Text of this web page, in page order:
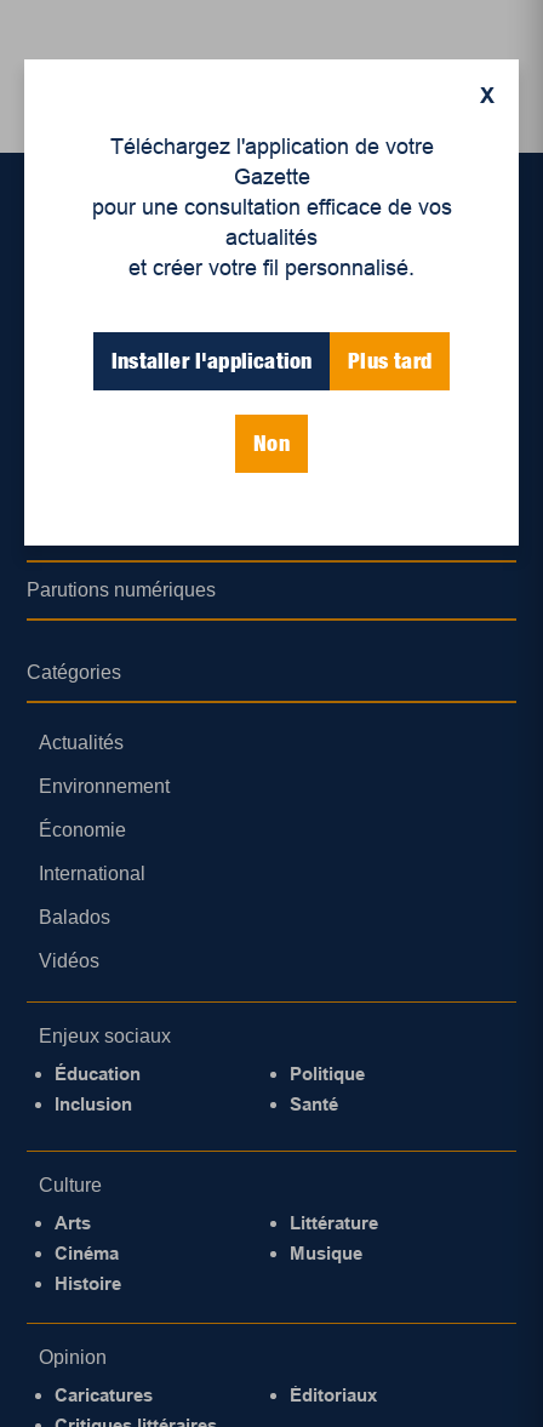
X
Téléchargez l'application de votre
Gazette
pour une consultation efficace de vos
actualités
et créer votre fil personnalisé.
Installer l'application Plus tard
Non
Déontologie et confidentialité
Parutions numériques
Catégories
Actualités
Environnement
Économie
International
Balados
Vidéos
Enjeux sociaux
Éducation
Inclusion
Politique
Santé
Culture
Arts
Cinéma
Histoire
Littérature
Musique
Opinion
Caricatures
Éditoriaux